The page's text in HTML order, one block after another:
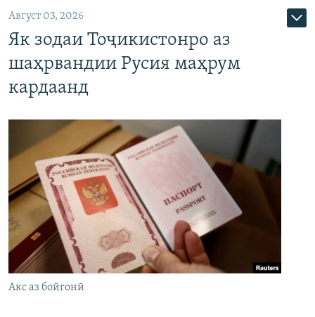
Август 03, 2026
Як зодаи Тоҷикистонро аз
шаҳрвандии Русия маҳрум
кардаанд
Акс аз бойгонӣ